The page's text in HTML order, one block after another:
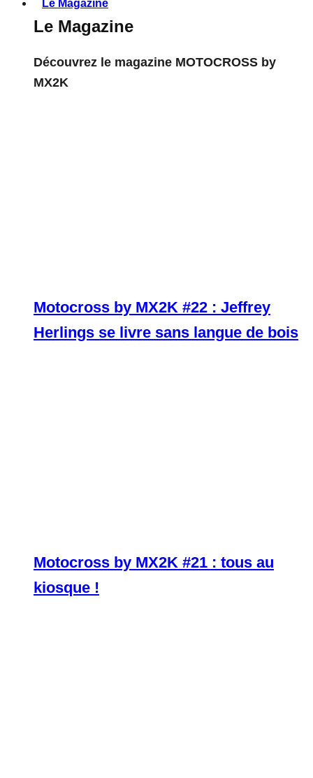
Le Magazine
Le Magazine
Découvrez le magazine MOTOCROSS by
MX2K
Motocross by MX2K #22 : Jeffrey
Herlings se livre sans langue de bois
Motocross by MX2K #21 : tous au
kiosque !